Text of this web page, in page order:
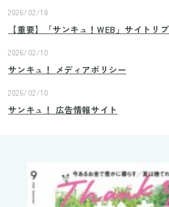
2026/02/18
【重要】「サンキュ！WEB」サイトリ
2026/02/10
サンキュ！ メディアポリシー
2026/02/10
サンキュ！ 広告情報サイト